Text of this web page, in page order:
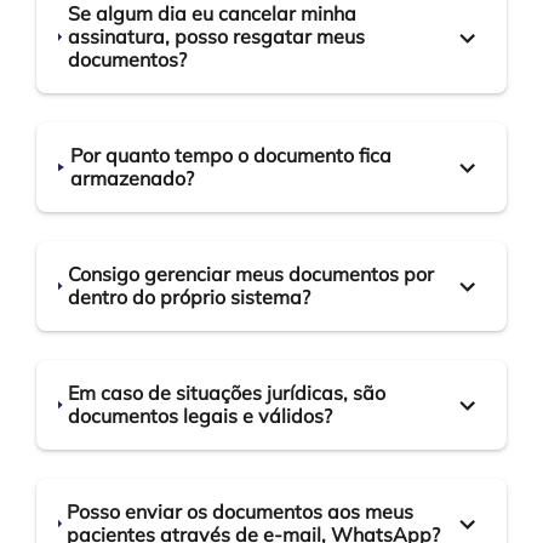
Se algum dia eu cancelar minha
assinatura, posso resgatar meus
documentos?
Por quanto tempo o documento fica
armazenado?
Consigo gerenciar meus documentos por
dentro do próprio sistema?
Em caso de situações jurídicas, são
documentos legais e válidos?
Posso enviar os documentos aos meus
pacientes através de e-mail, WhatsApp?